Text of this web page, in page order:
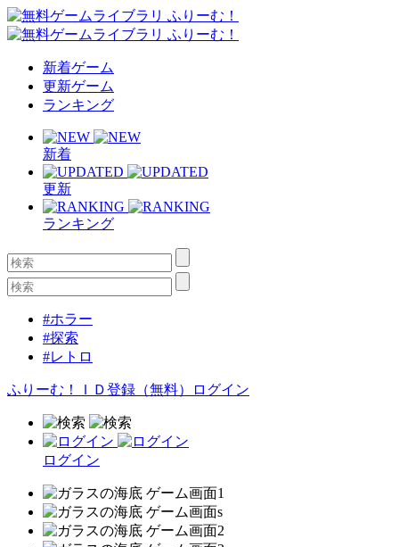
新着ゲーム
更新ゲーム
ランキング
新着
更新
ランキング
#ホラー
#探索
#レトロ
ふりーむ！ＩＤ登録（無料） ログイン
ログイン